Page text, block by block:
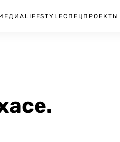
LIFESTYLEСПЕЦПРОЕКТЫ